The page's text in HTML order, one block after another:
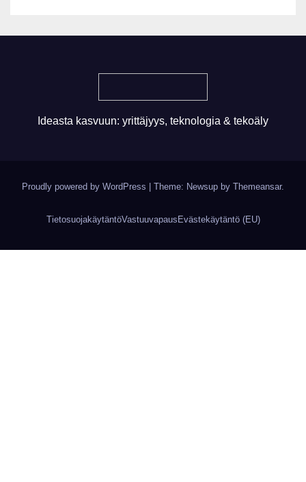
Ideasta kasvuun: yrittäjyys, teknologia & tekoäly
Proudly powered by WordPress | Theme: Newsup by Themeansar.
TietosuojakäytäntöVastuuvapaus Evästekäytäntö (EU)